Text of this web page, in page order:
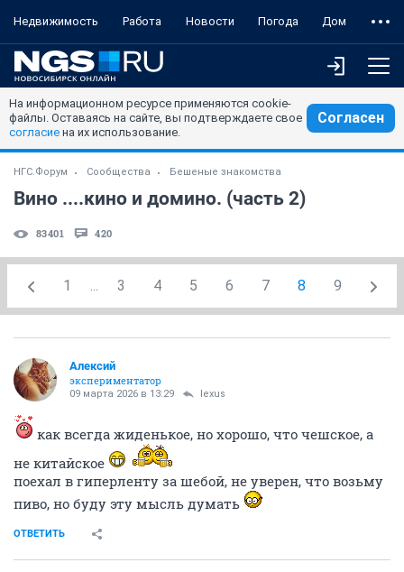
Недвижимость Работа Новости Погода Дом
На информационном ресурсе применяются cookie-
файлы. Оставаясь на сайте, вы подтверждаете свое
согласие на их использование.
Согласен
НГС.Форум Сообщества Бешеные знакомства
Вино ....кино и домино. (часть 2)
83401 420
1 ... 3 4 5 6 7 8 9
Алексий
экспериментатор
09 марта 2026 в 13:29 lexus
как всегда жиденькое, но хорошо, что чешское, а
не китайское
поехал в гиперленту за шебой, не уверен, что возьму
пиво, но буду эту мысль думать
ОТВЕТИТЬ